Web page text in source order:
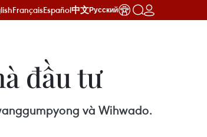
FrançaisEspañol中文Русский
đầu tư
và Wihwado.